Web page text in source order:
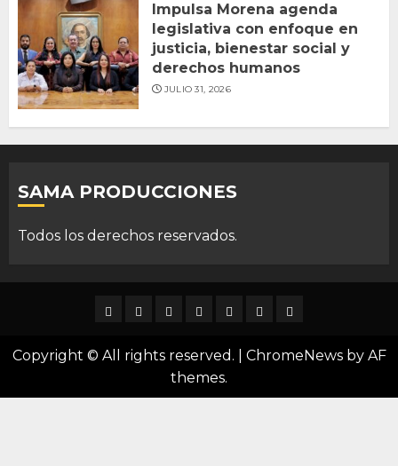
Impulsa Morena agenda
legislativa con enfoque en
justicia, bienestar social y
derechos humanos
JULIO 31, 2026
SAMA PRODUCCIONES
Todos los derechos reservados.
DURANGO
NACIONAL
INTERNACIONAL
DEPORTES
ENTRETENIMIENTO
CIENCIA
TECNOLOGÍA
OPINION
Copyright © All rights reserved. ChromeNewsby AF
themes.